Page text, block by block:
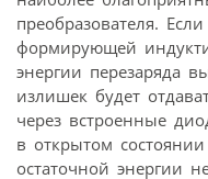
преобразователя.
формирующей
энергии перезаряда
излишек будет
через встроенные
в открытом
остаточной энергии